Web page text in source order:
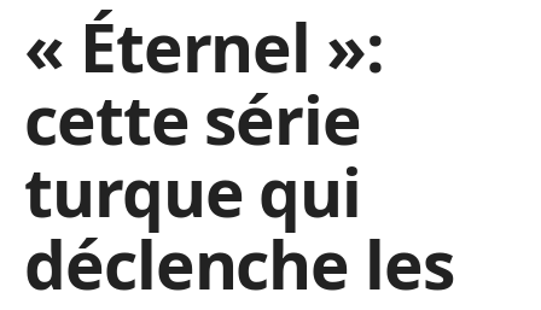
« Éternel »:
cette série
turque qui
déclenche les